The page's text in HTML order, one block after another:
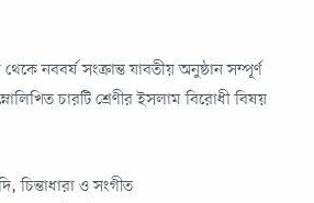
নববর্ষ সংক্রান্ত যাবতীয় অনুষ্ঠান সম্পূর্ণ
চারটি শ্রেণীর ইসলাম বিরোধী বিষয়
চিন্তাধারা ও সংগীত